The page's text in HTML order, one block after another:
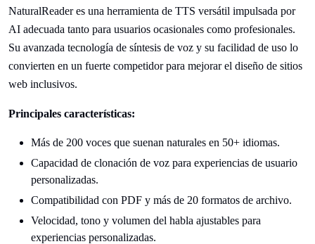
NaturalReader es una herramienta de TTS versátil impulsada por
AI adecuada tanto para usuarios ocasionales como profesionales.
Su avanzada tecnología de síntesis de voz y su facilidad de uso lo
convierten en un fuerte competidor para mejorar el diseño de sitios
web inclusivos.
Principales características:
Más de 200 voces que suenan naturales en 50+ idiomas.
Capacidad de clonación de voz para experiencias de usuario
personalizadas.
Compatibilidad con PDF y más de 20 formatos de archivo.
Velocidad, tono y volumen del habla ajustables para
experiencias personalizadas.